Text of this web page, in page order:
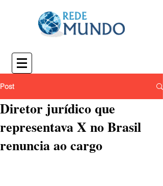
Post
Diretor jurídico que
representava X no Brasil
renuncia ao cargo